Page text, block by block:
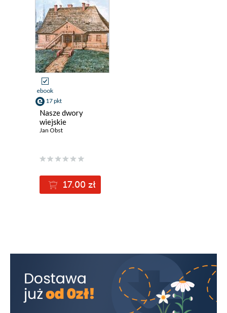
ebook
17 pkt
Nasze dwory
wiejskie
Jan Obst
17.00 zł